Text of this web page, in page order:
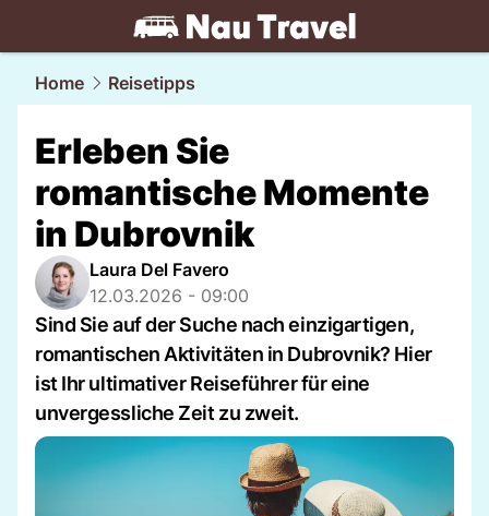
travel.NAU.ch
Home Reisetipps
Erleben Sie
romantische Momente
in Dubrovnik
Laura Del Favero
12.03.2026 - 09:00
Sind Sie auf der Suche nach einzigartigen,
romantischen Aktivitäten in Dubrovnik? Hier
ist Ihr ultimativer Reiseführer für eine
unvergessliche Zeit zu zweit.